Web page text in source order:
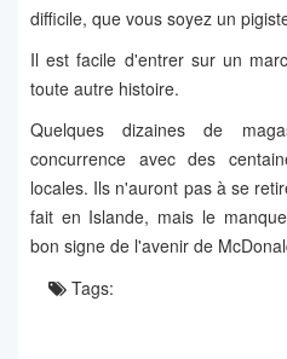
difficile, que vous soyez un
Il est facile d'entrer sur un
toute autre histoire.
Quelques dizaines de
concurrence avec des
locales. Ils n'auront pas à se
fait en Islande, mais le
bon signe de l'avenir de
Tags: